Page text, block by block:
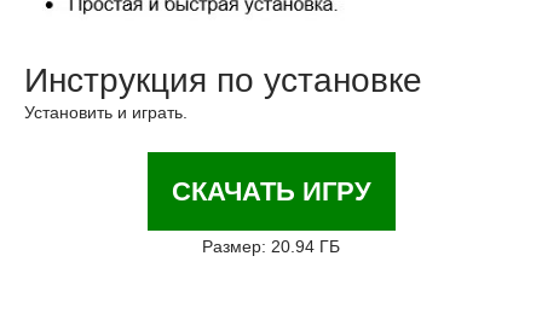
Инструкция по установке
Установить и играть.
СКАЧАТЬ ИГРУ
Размер: 20.94 ГБ